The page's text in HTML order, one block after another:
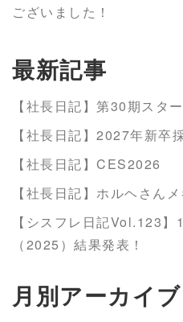
ございました！
最新記事
【社長日記】第30期スタ
【社長日記】2027年新卒
【社長日記】CES2026
【社長日記】ホルヘさん
【シスフレ日記Vol.123
（2025）結果発表！
月別アーカイブ